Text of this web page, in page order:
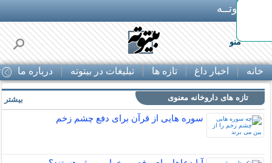
بـیتوتــه
منو
خانه اخبار داغ تازه ها تبلیغات در بیتوته درباره ما
تازه های داروخانه معنوی
سوره هایی از قرآن برای دفع چشم زخم
بیشتر